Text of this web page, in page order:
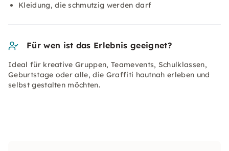
Kleidung, die schmutzig werden darf
Für wen ist das Erlebnis geeignet?
Ideal für kreative Gruppen, Teamevents, Schulklassen,
Geburtstage oder alle, die Graffiti hautnah erleben und
selbst gestalten möchten.